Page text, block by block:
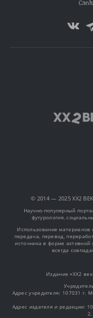
© 2014 — 2025 XX2
Научно-популярный
футурология,
Использование материалов
передача, перевод,
источника в форме
всегда
Издание «XX2
Адрес учредителя: 107031 г.
Адрес издателя и редакции: